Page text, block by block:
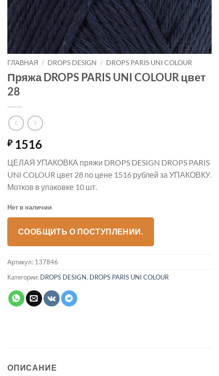
ГЛАВНАЯ / DROPS DESIGN / DROPS PARIS UNI COLOUR
Пряжа DROPS PARIS UNI COLOUR цвет
28
₽1516
ЦЕЛАЯ УПАКОВКА пряжи DROPS DESIGN DROPS PARIS
UNI COLOUR цвет 28 по цене 1516 рублей за УПАКОВКУ.
Мотков в упаковке 10 шт.
Нет в наличии
СООБЩИТЬ О ПОСТУПЛЕНИИ.
Артикул: 137846
Категории: DROPS DESIGN, DROPS PARIS UNI COLOUR
ОПИСАНИЕ